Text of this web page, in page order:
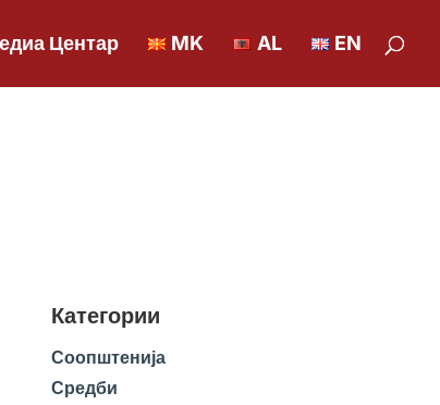
Центар MK AL EN
Категории
Соопштенија
Средби